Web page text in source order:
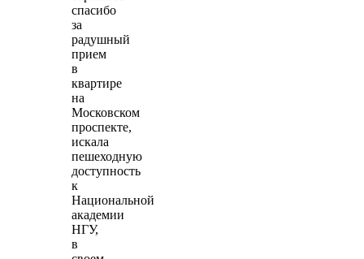
спасибо
за
радушный
прием
в
квартире
на
Московском
проспекте,
искала
пешеходную
доступность
к
Национальной
академии
НГУ,
в